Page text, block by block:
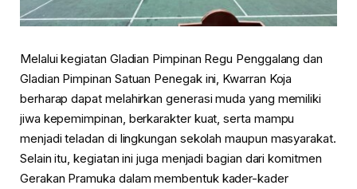
Melalui kegiatan Gladian Pimpinan Regu Penggalang dan
Gladian Pimpinan Satuan Penegak ini, Kwarran Koja
berharap dapat melahirkan generasi muda yang memiliki
jiwa kepemimpinan, berkarakter kuat, serta mampu
menjadi teladan di lingkungan sekolah maupun masyarakat.
Selain itu, kegiatan ini juga menjadi bagian dari komitmen
Gerakan Pramuka dalam membentuk kader-kader